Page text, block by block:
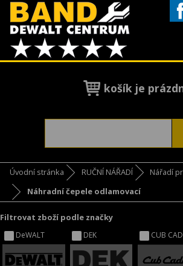
košík je
Úvodní stránka RUČNÍ NÁŘADÍ
Nářadí
Náhradní čepele odlamovací
Filtrovat zboží podle značky
DeWALT DEK CUB